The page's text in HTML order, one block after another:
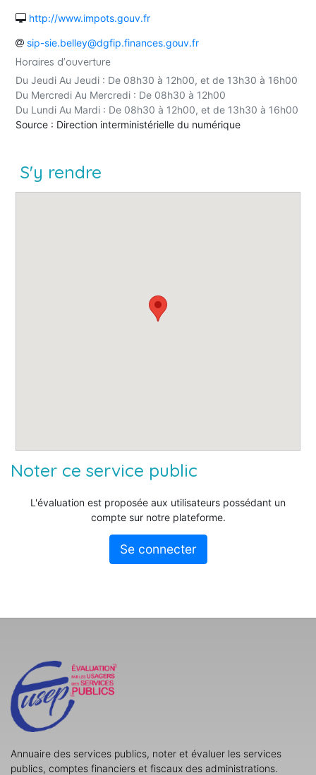
http://www.impots.gouv.fr
sip-sie.belley@dgfip.finances.gouv.fr
Horaires d'ouverture
Du Jeudi Au Jeudi : De 08h30 à 12h00, et de 13h30 à 16h00
Du Mercredi Au Mercredi : De 08h30 à 12h00
Du Lundi Au Mardi : De 08h30 à 12h00, et de 13h30 à 16h00
Source : Direction interministérielle du numérique
S'y rendre
Noter ce service public
L'évaluation est proposée aux utilisateurs possédant un
compte sur notre plateforme.
Se connecter
Annuaire des services publics, noter et évaluer les services
publics, comptes financiers et fiscaux des administrations.